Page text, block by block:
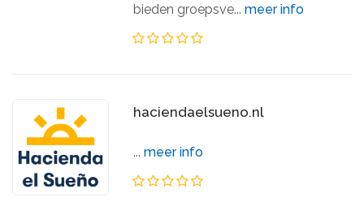
bieden groepsve...meer info
haciendaelsueno.nl
...meer info